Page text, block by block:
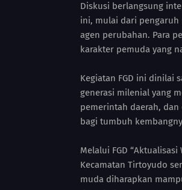
Diskusi berlangsung
ini, mulai dari pengaruh
agen perubahan. Para
karakter pemuda yang
Kegiatan FGD ini dinilai
generasi milenial yang
pemerintah daerah,
bagi tumbuh
Melalui FGD
Kecamatan Tirtoyudo
muda diharapkan